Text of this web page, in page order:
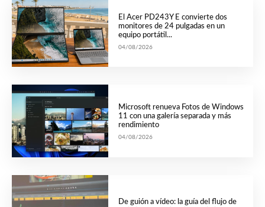
El Acer PD243Y E convierte dos
monitores de 24 pulgadas en un
equipo portátil...
04/08/2026
Microsoft renueva Fotos de Windows
11 con una galería separada y más
rendimiento
04/08/2026
De guión a vídeo: la guía del flujo de